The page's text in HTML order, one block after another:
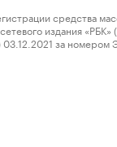
средства
издания «РБК»
03.12.2021 за